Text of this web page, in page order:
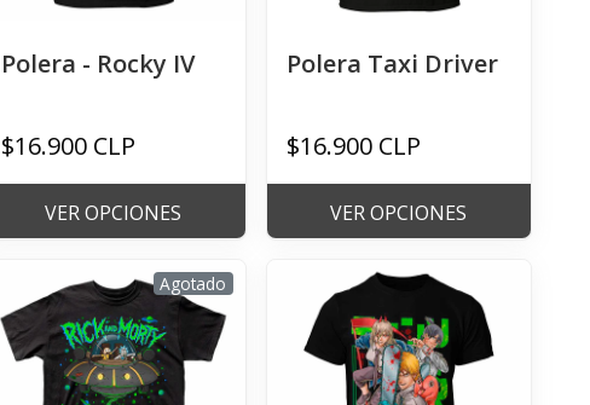
Polera - Rocky IV
$16.900 CLP
VER OPCIONES
Polera Taxi Driver
$16.900 CLP
VER OPCIONES
Agotado